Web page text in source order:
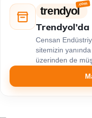
trendyol
Trendyol’da
Censan
sitemizin
üzerinden de